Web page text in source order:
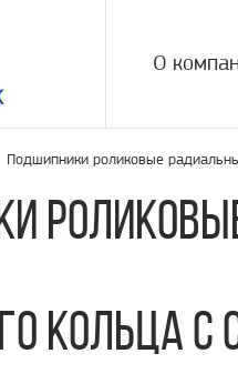
О
Подшипники роликовые
кольца с